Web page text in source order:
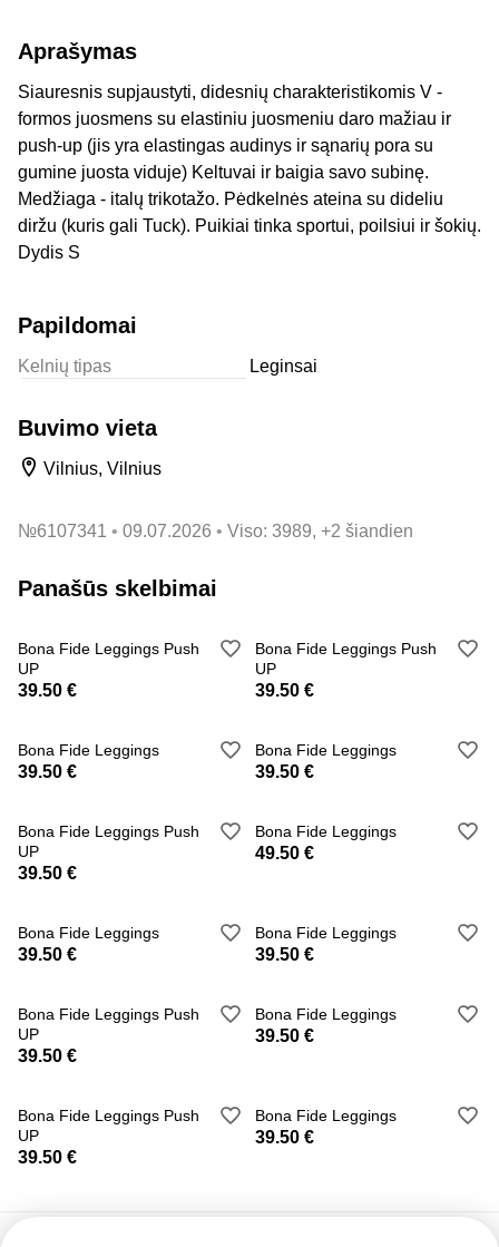
Aprašymas
Siauresnis supjaustyti, didesnių charakteristikomis V -
formos juosmens su elastiniu juosmeniu daro mažiau ir
push-up (jis yra elastingas audinys ir sąnarių pora su
gumine juosta viduje) Keltuvai ir baigia savo subinę.
Medžiaga - italų trikotažo. Pėdkelnės ateina su dideliu
diržu (kuris gali Tuck). Puikiai tinka sportui, poilsiui ir šokių.
Dydis S
Papildomai
Kelnių tipas Leginsai
Buvimo vieta
Vilnius, Vilnius
№6107341 09.07.2026 Viso: 3989, +2 šiandien
Panašūs skelbimai
Bona Fide Leggings Push
UP
39.50 €
Bona Fide Leggings Push
UP
39.50 €
Bona Fide Leggings
39.50 €
Bona Fide Leggings
39.50 €
Bona Fide Leggings Push
UP
39.50 €
Bona Fide Leggings
49.50 €
Bona Fide Leggings
39.50 €
Bona Fide Leggings
39.50 €
Bona Fide Leggings Push
UP
39.50 €
Bona Fide Leggings
39.50 €
Bona Fide Leggings Push
UP
39.50 €
Bona Fide Leggings
39.50 €